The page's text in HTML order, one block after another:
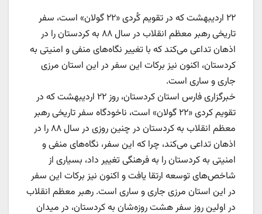
۲۲ اردیبهشت که در تقویم کُردی «۲۲ گولان» است، سفر
تاریخی رهبر معظم انقلاب در سال ۸۸ به کردستان را در
اذهان تداعی می‌کند که با تغییر نگاه‌های منفی و امنیتی به
کردستان، اکنون نیز برکات این سفر در این استان مرزی
جاری و ساری است.
خبرگزاری فارس استان کردستان، روز ۲۲ اردیبهشت که در
تقویم کردی «۲۲ گولان» است، ناخودگاه سفر تاریخی رهبر
معظم انقلاب به کردستان در چنین روزی در سال ۸۸ را در
اذهان تداعی می‌کند، چرا که این سفر، نگاه‌های منفی و
امنیتی به کردستان را به فرهنگی تغییر داد، بسیاری از
شاخص‌های توسعه ارتقا یافت و اکنون نیز برکات این سفر
در این استان مرزی جاری و ساری است. رهبر معظم انقلاب
در اولین روز سفر هشت روزه‌شان به کردستان، در میدان